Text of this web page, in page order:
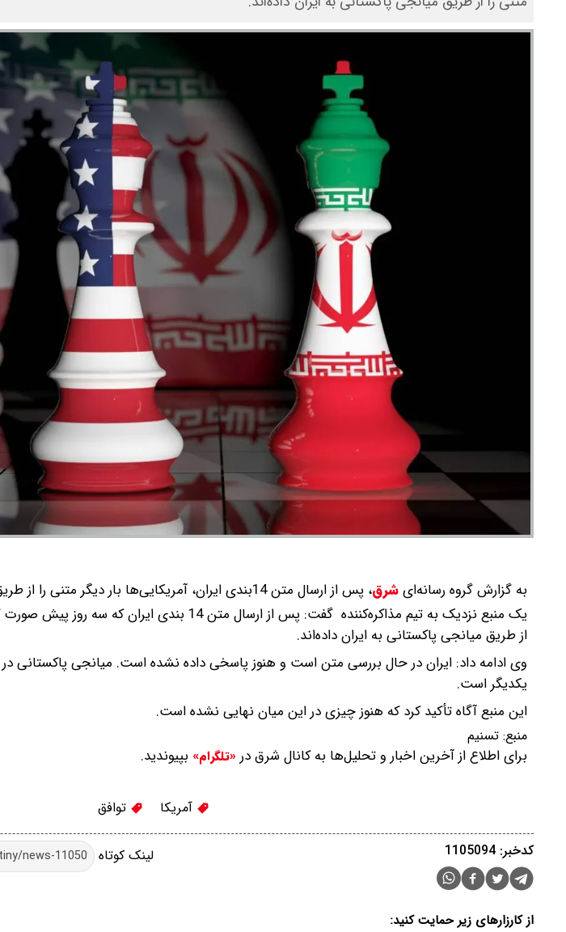
به گزارش گروه رسانه‌ایشرق، پس از ارسال متن 14بندی ایران، آمریکایی‌ها بار دیگر متنی را از طریق میانجی پاکستانی به ایران داده‌اند.
یک منبع نزدیک به تیم مذاکره‌کننده گفت: پس از ارسال متن
از طریق میانجی پاکستانی به ایران داده‌اند.
وی ادامه داد: ایران در حال بررسی متن است و هنوز پاسخی داده نشده است. میانجی پاکستانی در
یکدیگر است.
این منبع آگاه تأکید کرد که هنوز چیزی در این میان نهایی نشده است.
منبع: تسنیم
برای اطلاع از آخرین اخبار و تحلیل‌ها به کانال شرق در «تلگرام» بپیوندید.
آمریکا توافق
لینک کوتاه کدخبر: 1105094
از کارزارهای زیر حمایت کنید: